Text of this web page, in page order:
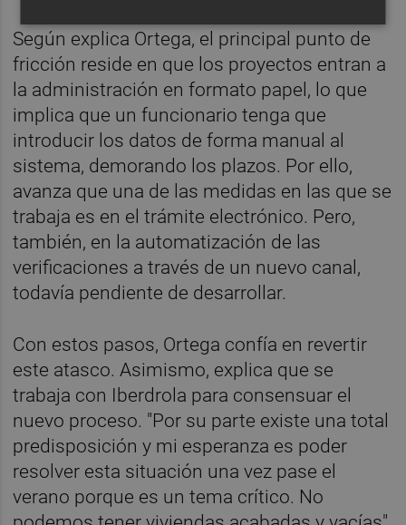
Según explica Ortega, el principal punto de
fricción reside en que los proyectos entran a
la administración en formato papel, lo que
implica que un funcionario tenga que
introducir los datos de forma manual al
sistema, demorando los plazos. Por ello,
avanza que una de las medidas en las que se
trabaja es en el trámite electrónico. Pero,
también, en la automatización de las
verificaciones a través de un nuevo canal,
todavía pendiente de desarrollar.
Con estos pasos, Ortega confía en revertir
este atasco. Asimismo, explica que se
trabaja con Iberdrola para consensuar el
nuevo proceso. "Por su parte existe una total
predisposición y mi esperanza es poder
resolver esta situación una vez pase el
verano porque es un tema crítico. No